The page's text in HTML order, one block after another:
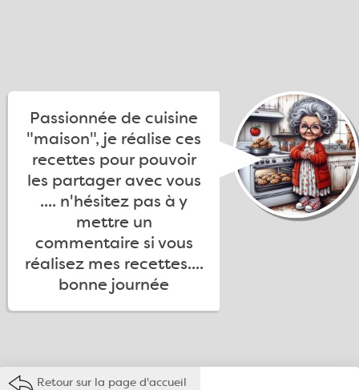
Passionnée de cuisine
"maison", je réalise ces
recettes pour pouvoir
les partager avec vous
.... n'hésitez pas à y
mettre un
commentaire si vous
réalisez mes recettes....
bonne journée
Retour sur la page d'accueil